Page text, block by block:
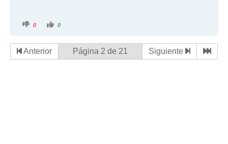
0 0
Anterior Página 2 de 21 Siguiente